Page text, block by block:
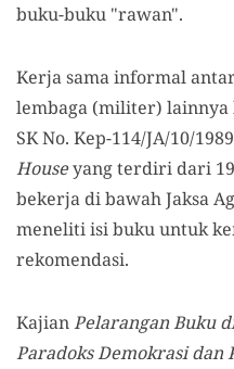
buku-buku "rawan".
Kerja sama informal
lembaga (militer)
SK No. Kep-114/JA/10/
Houseyang terdiri dari
bekerja di bawah Jaksa
meneliti isi buku untuk
rekomendasi.
KajianPelarangan Buku
Paradoks Demokrasi dan